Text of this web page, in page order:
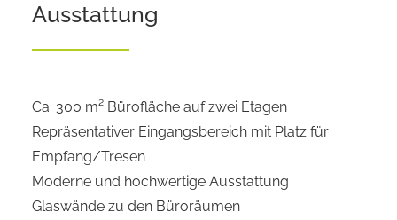
Ausstattung
Ca. 300 m² Bürofläche auf zwei Etagen
Repräsentativer Eingangsbereich mit Platz für
Empfang/Tresen
Moderne und hochwertige Ausstattung
Glaswände zu den Büroräumen